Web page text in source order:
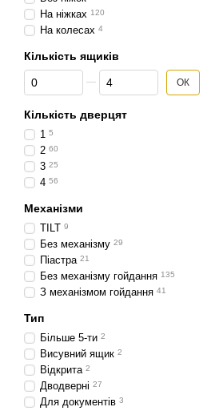
На ніжках 120
На колесах 4
Кількість ящиків
Від Кількість ящиків
До Кількість ящиків ОК
Кількість дверцят
1 5
2 60
3 25
4 56
Механізми
TILT 9
Без механізму 29
Піастра 21
Без механізму гойдання 135
З механізмом гойдання 41
Тип
Більше 5-ти 2
Висувний ящик 2
Відкрита 2
Дводверні 27
Для документів 3